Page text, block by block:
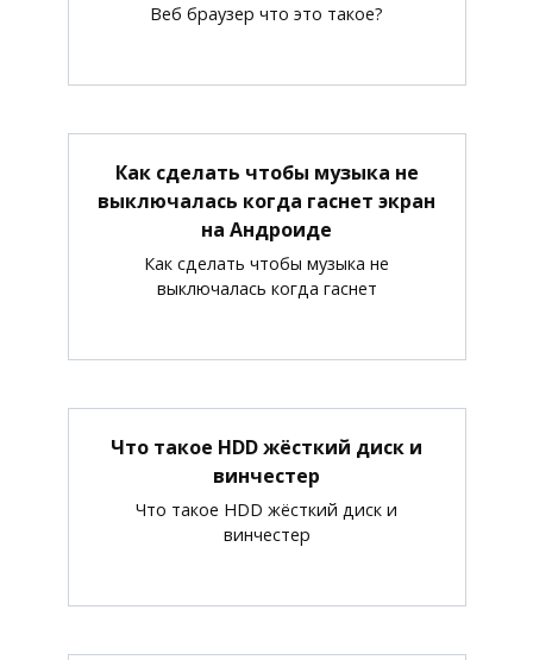
Веб браузер что это такое?
Как сделать чтобы музыка не
выключалась когда гаснет экран
на Андроиде
Как сделать чтобы музыка не
выключалась когда гаснет
Что такое HDD жёсткий диск и
винчестер
Что такое HDD жёсткий диск и
винчестер